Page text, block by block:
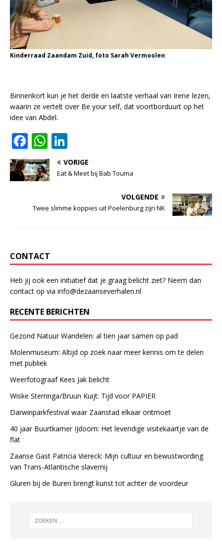
Kinderraad Zaandam Zuid, foto Sarah Vermoolen
Binnenkort kun je het derde en laatste verhaal van Irene lezen,
waarin ze vertelt over Be your self, dat voortborduurt op het
idee van Abdel.
F
a
c
e
b
k
W
h
at
s
A
n
k
dI
VORIGE
Eat & Meet bij Bab Touma
VOLGENDE
Twee slimme koppies uit Poelenburg zijn NK
CONTACT
Heb jij ook een initiatief dat je graag belicht ziet? Neem dan
contact op via info@dezaanseverhalen.nl
RECENTE BERICHTEN
Gezond Natuur Wandelen: al tien jaar samen op pad
Molenmuseum: Altijd op zoek naar meer kennis om te delen
met publiek
Weerfotograaf Kees Jak belicht
Wiske Sterringa/Bruun Kuijt: Tijd voor PAPIER
Darwinparkfestival waar Zaanstad elkaar ontmoet
40 jaar Buurtkamer IJdoorn: Het levendige visitekaartje van de
flat
Zaanse Gast Patricia Viereck: Mijn cultuur en bewustwording
van Trans-Atlantische slavernij
Gluren bij de Buren brengt kunst tot achter de voordeur